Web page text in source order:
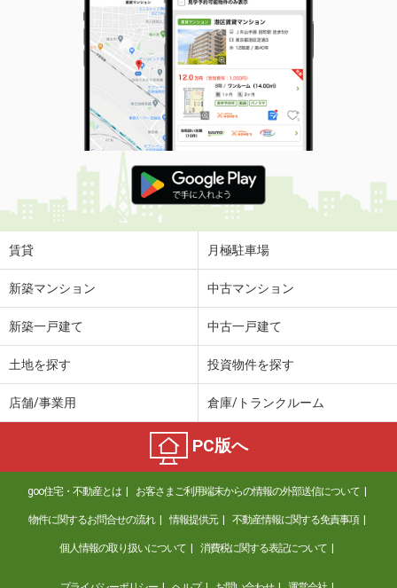
大分県大分市羽屋２丁目
価 格
4.10万円
住 所
大分県大分市羽屋２丁目
専有面積 22.35m²
間取り
1K
大分県大分市羽屋３丁目
価 格
3.60万円
住 所
大分県大分市羽屋３丁目
専有面積
大分県大分市南太平寺２丁目
4.70万円
大分県大分市南太平寺３丁目
4.20万円
住 所
大分県大分市南太平寺３丁目
専有面積 22.35m²
間取り
1K
大分県大分市南太平寺２丁目
賃貸 月極駐車場
新築マンション 中古マンション
新築一戸建て 中古一戸建て
土地を探す 投資物件を探す
店舗/事業用 倉庫/トランクルーム
PC版へ
goo住宅・不動産とは お客さまご利用端末からの情報の外部送信について
物件に関するお問合せの流れ 情報提供元 不動産情報に関する免責事項
個人情報の取り扱いについて 消費税に関する表記について